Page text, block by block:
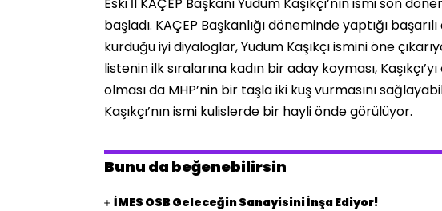
başladı. KAÇEP Başkanlığı döneminde yaptığı
kurduğu iyi diyaloglar, Yudum Kaşıkçı ismini öne
listenin ilk sıralarına kadın bir aday koyması,
olması da MHP’nin bir taşla iki kuş vurmasını
Kaşıkçı’nın ismi kulislerde bir hayli önde görülüyor.
Bunu da beğenebilirsin
İMES OSB Geleceğin Sanayisini İnşa Ediyor!